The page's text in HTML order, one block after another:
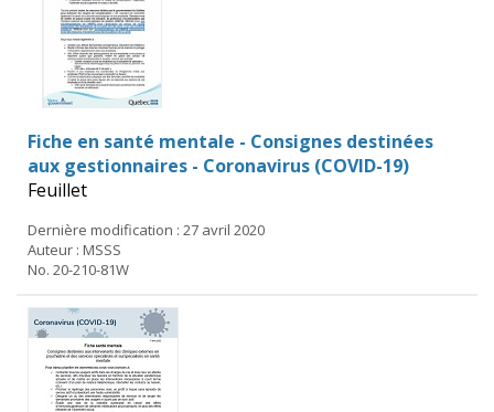
Fiche en santé mentale - Consignes destinées
aux gestionnaires - Coronavirus (COVID-19)
Feuillet
Dernière modification : 27 avril 2020
Auteur : MSSS
No. 20-210-81W